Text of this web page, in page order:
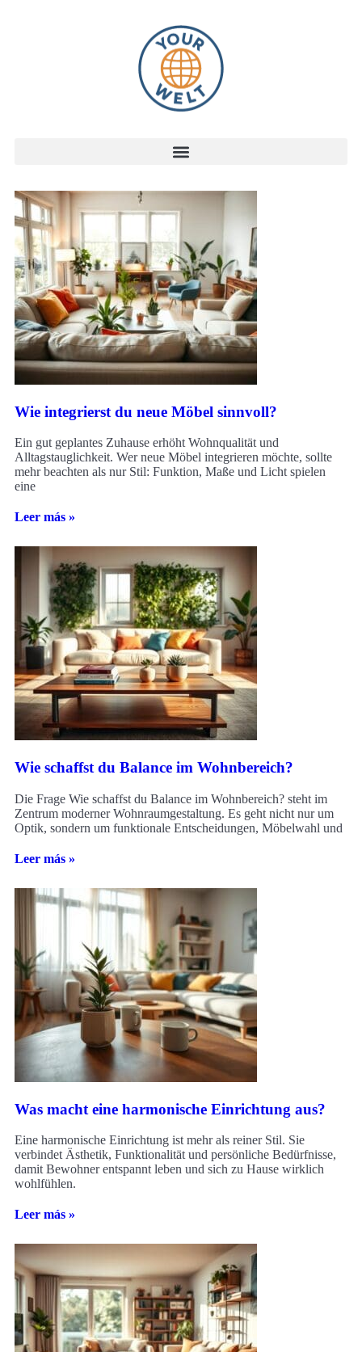
Wie integrierst du neue Möbel sinnvoll?
Ein gut geplantes Zuhause erhöht Wohnqualität und
Alltagstauglichkeit. Wer neue Möbel integrieren möchte, sollte
mehr beachten als nur Stil: Funktion, Maße und Licht spielen
eine
Leer más »
Wie schaffst du Balance im Wohnbereich?
Die Frage Wie schaffst du Balance im Wohnbereich? steht im
Zentrum moderner Wohnraumgestaltung. Es geht nicht nur um
Optik, sondern um funktionale Entscheidungen, Möbelwahl und
Leer más »
Was macht eine harmonische Einrichtung aus?
Eine harmonische Einrichtung ist mehr als reiner Stil. Sie
verbindet Ästhetik, Funktionalität und persönliche Bedürfnisse,
damit Bewohner entspannt leben und sich zu Hause wirklich
wohlfühlen.
Leer más »